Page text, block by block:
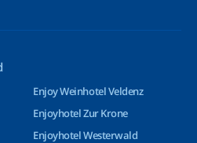
Enjoy Weinhotel Veldenz
Enjoyhotel Zur Krone
Enjoyhotel Westerwald